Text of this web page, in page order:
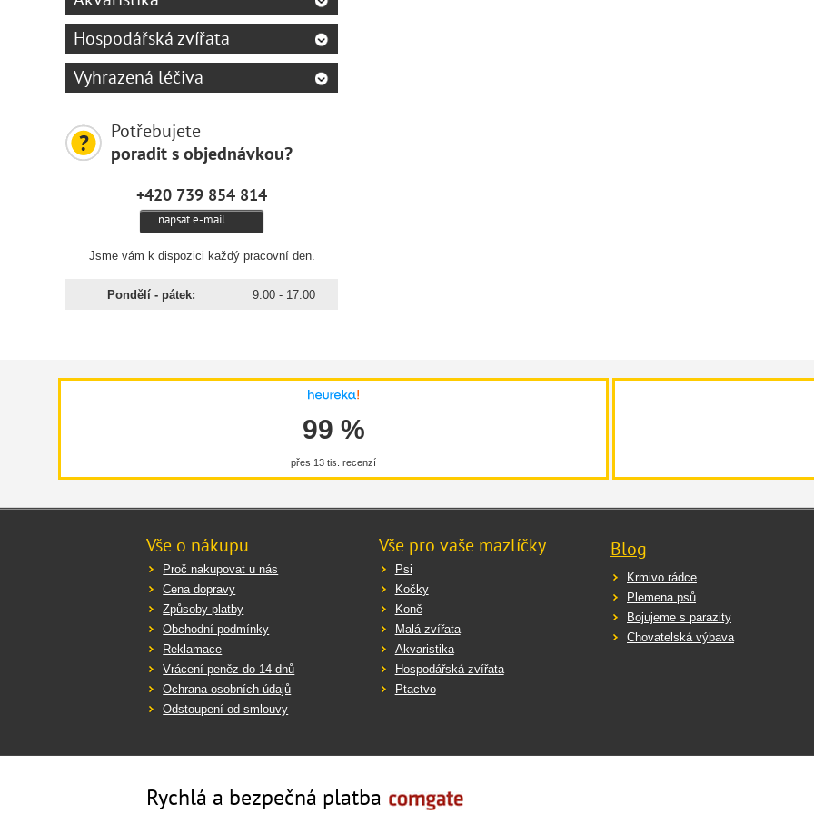
Kontraindikace: Není vhodné pro štěňata, březí a kojící feny, při jaterní insuficienci
Mějte prosím na paměti, že kompletní krmiva mohou pouze podpořit, nikoli
před prodloužením krmné doby vyhledat radu veterináře. Uvedená množství by
upraveno podle individuálních potřeb vašeho psa. Každý pes je jedinečný a
faktorech, včetně věku, pohlaví, aktivity, metabolismu a prostředí.
Vždy se ujistěte, že je k dispozici čerstvá čistá pitná voda.
Hospodářská zvířata
Vyhrazená léčiva
Potřebujete
poradit s objednávkou?
+420 739 854 814
napsat e-mail
Jsme vám k dispozici každý pracovní den.
Pondělí - pátek: 9:00 - 17:00
99 %
přes 13 tis. recenzí
Vše o nákupu
Proč nakupovat u nás
Cena dopravy
Způsoby platby
Obchodní podmínky
Reklamace
Vrácení peněz do 14 dnů
Ochrana osobních údajů
Odstoupení od smlouvy
Vše pro vaše mazlíčky
Psi
Kočky
Koně
Malá zvířata
Akvaristika
Hospodářská zvířata
Ptactvo
Blog
Krmivo rádce
Plemena psů
Bojujeme s parazity
Chovatelská výbava
Rychlá a bezpečná platba